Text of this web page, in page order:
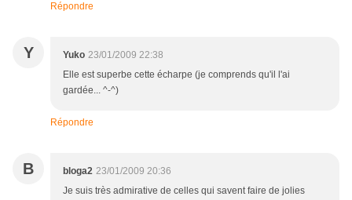
Répondre
Y Yuko 23/01/2009 22:38
Elle est superbe cette écharpe (je comprends qu'il l'ai
gardée... ^-^)
Répondre
B bloga2 23/01/2009 20:36
Je suis très admirative de celles qui savent faire de jolies